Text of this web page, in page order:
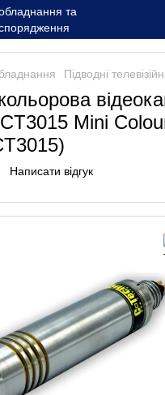
Підводні
Mini
Написати відгук